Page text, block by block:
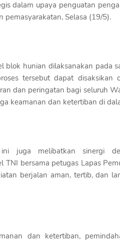
dalam upaya penguatan
Selasa (19/5).
blok hunian dilaksanakan pada
tersebut dapat disaksikan
dan peringatan bagi seluruh
keamanan dan ketertiban di
ini juga melibatkan sinergi
bersama petugas Lapas
berjalan aman, tertib, dan
dan ketertiban,